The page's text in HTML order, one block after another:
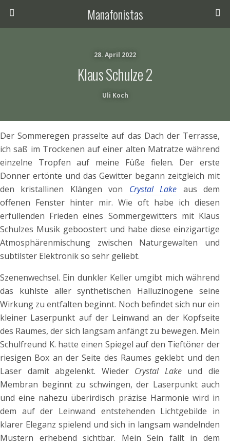
Manafonistas
28. April 2022
Klaus Schulze 2
Uli Koch
Der Sommeregen prasselte auf das Dach der Terrasse,
ich saß im Trockenen auf einer alten Matratze während
einzelne Tropfen auf meine Füße fielen. Der erste
Donner ertönte und das Gewitter begann zeitgleich mit
den kristallinen Klängen von Crystal Lake aus dem
offenen Fenster hinter mir. Wie oft habe ich diesen
erfüllenden Frieden eines Sommergewitters mit Klaus
Schulzes Musik geboostert und habe diese einzigartige
Atmosphärenmischung zwischen Naturgewalten und
subtilster Elektronik so sehr geliebt.
Szenenwechsel. Ein dunkler Keller umgibt mich während
das kühlste aller synthetischen Halluzinogene seine
Wirkung zu entfalten beginnt. Noch befindet sich nur ein
kleiner Laserpunkt auf der Leinwand an der Kopfseite
des Raumes, der sich langsam anfängt zu bewegen. Mein
Schulfreund K. hatte einen Spiegel auf den Tieftöner der
riesigen Box an der Seite des Raumes geklebt und den
Laser damit abgelenkt. Wieder Crystal Lakeund die
Membran beginnt zu schwingen, der Laserpunkt auch
und eine nahezu überirdisch präzise Harmonie wird in
dem auf der Leinwand entstehenden Lichtgebilde in
klarer Eleganz spielend und sich in langsam wandelnden
Mustern erhebend sichtbar. Mein Sein fällt in dem